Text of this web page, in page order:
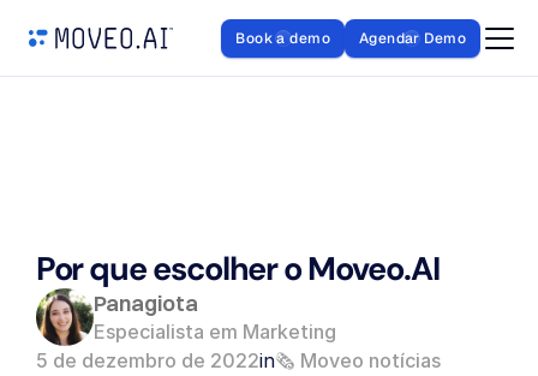
Book a demo Agendar Demo
Por que escolher o Moveo.AI
Panagiota
Especialista em Marketing
5 de dezembro de 2022in🗞️ Moveo notícias